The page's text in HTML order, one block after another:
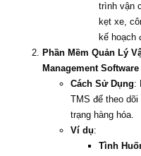
trình vận
kẹt xe,
kế hoạch
Phần Mềm Quản Lý
Management Software
Cách Sử Dụng:
TMS để theo
trạng hàng hóa.
Ví dụ:
Tình